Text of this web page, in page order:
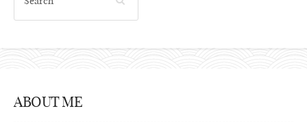
ABOUT ME